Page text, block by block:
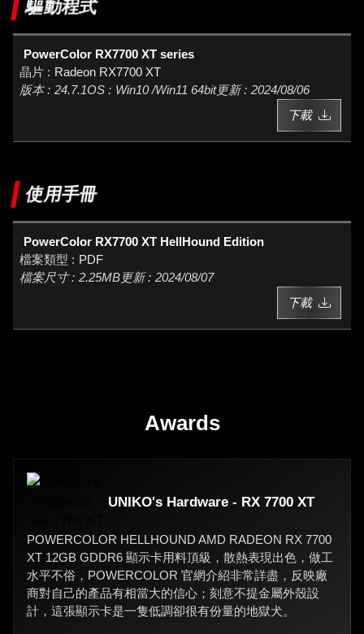
驅動程式
PowerColor RX7700 XT series
Radeon RX7700 XT
24.7.1
Win10 /Win11 64bit
2024/08/06
下載
使用手冊
PowerColor RX7700 XT HellHound Edition
PDF
2.25MB
2024/08/07
下載
Awards
UNIKO's Hardware - RX 7700 XT
POWERCOLOR HELLHOUND AMD RADEON RX 7700
XT 12GB GDDR6 顯示卡用料頂級，散熱表現出色，做工
水平不俗，POWERCOLOR 官網介紹非常詳盡，反映廠
商對自己的產品有相當大的信心；刻意不提金屬外殼設
計，這張顯示卡是一隻低調卻很有份量的地獄犬。